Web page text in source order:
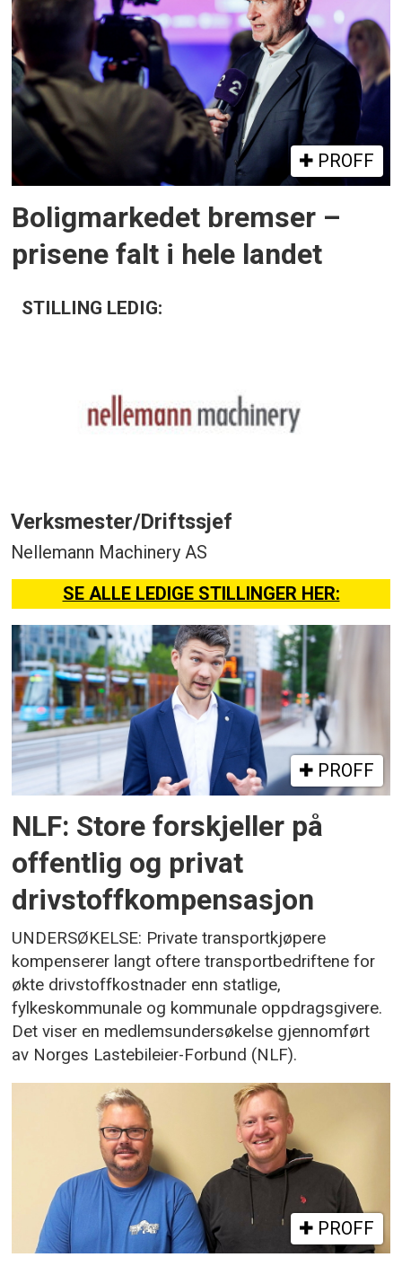
PROFF
Boligmarkedet bremser –
prisene falt i hele landet
STILLING LEDIG:
Verksmester/Driftssjef
Nellemann Machinery AS
SE ALLE LEDIGE STILLINGER HER:
PROFF
NLF: Store forskjeller på
offentlig og privat
drivstoffkompensasjon
UNDERSØKELSE: Private transportkjøpere
kompenserer langt oftere transportbedriftene for
økte drivstoffkostnader enn statlige,
fylkeskommunale og kommunale oppdragsgivere.
Det viser en medlemsundersøkelse gjennomført
av Norges Lastebileier-Forbund (NLF).
PROFF